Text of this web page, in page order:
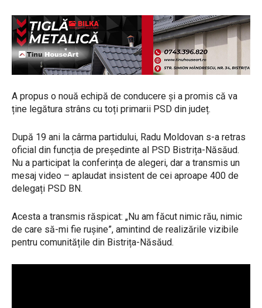
A propus o nouă echipă de conducere și a promis că va
ține legătura strâns cu toți primarii PSD din județ.
După 19 ani la cârma partidului, Radu Moldovan s-a retras
oficial din funcția de președinte al PSD Bistrița-Năsăud.
Nu a participat la conferința de alegeri, dar a transmis un
mesaj video – aplaudat insistent de cei aproape 400 de
delegați PSD BN.
Acesta a transmis răspicat: „Nu am făcut nimic rău, nimic
de care să-mi fie rușine”, amintind de realizările vizibile
pentru comunitățile din Bistrița-Năsăud.